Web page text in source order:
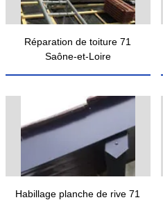
Réparation de toiture 71
Saône-et-Loire
Habillage planche de rive 71